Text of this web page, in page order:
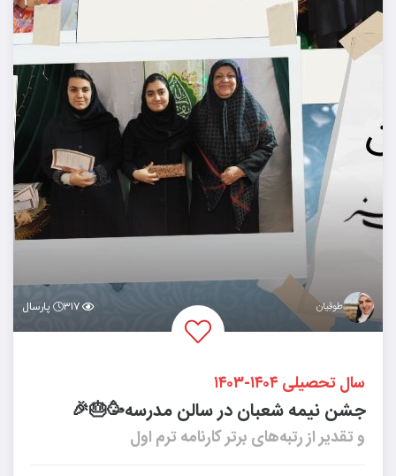
طوقیان ۳۱۷ پارسال
سال تحصیلی ۱۴۰۴-۱۴۰۳
جشن نیمه شعبان در سالن مدرسه🥳🎂🎉
و تقدیر از رتبه‌های برتر کارنامه ترم اول